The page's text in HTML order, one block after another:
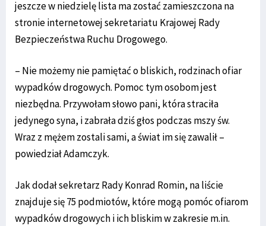
jeszcze w niedzielę lista ma zostać zamieszczona na
stronie internetowej sekretariatu Krajowej Rady
Bezpieczeństwa Ruchu Drogowego.
– Nie możemy nie pamiętać o bliskich, rodzinach ofiar
wypadków drogowych. Pomoc tym osobom jest
niezbędna. Przywołam słowo pani, która straciła
jedynego syna, i zabrała dziś głos podczas mszy św.
Wraz z mężem zostali sami, a świat im się zawalił –
powiedział Adamczyk.
Jak dodał sekretarz Rady Konrad Romin, na liście
znajduje się 75 podmiotów, które mogą pomóc ofiarom
wypadków drogowych i ich bliskim w zakresie m.in.